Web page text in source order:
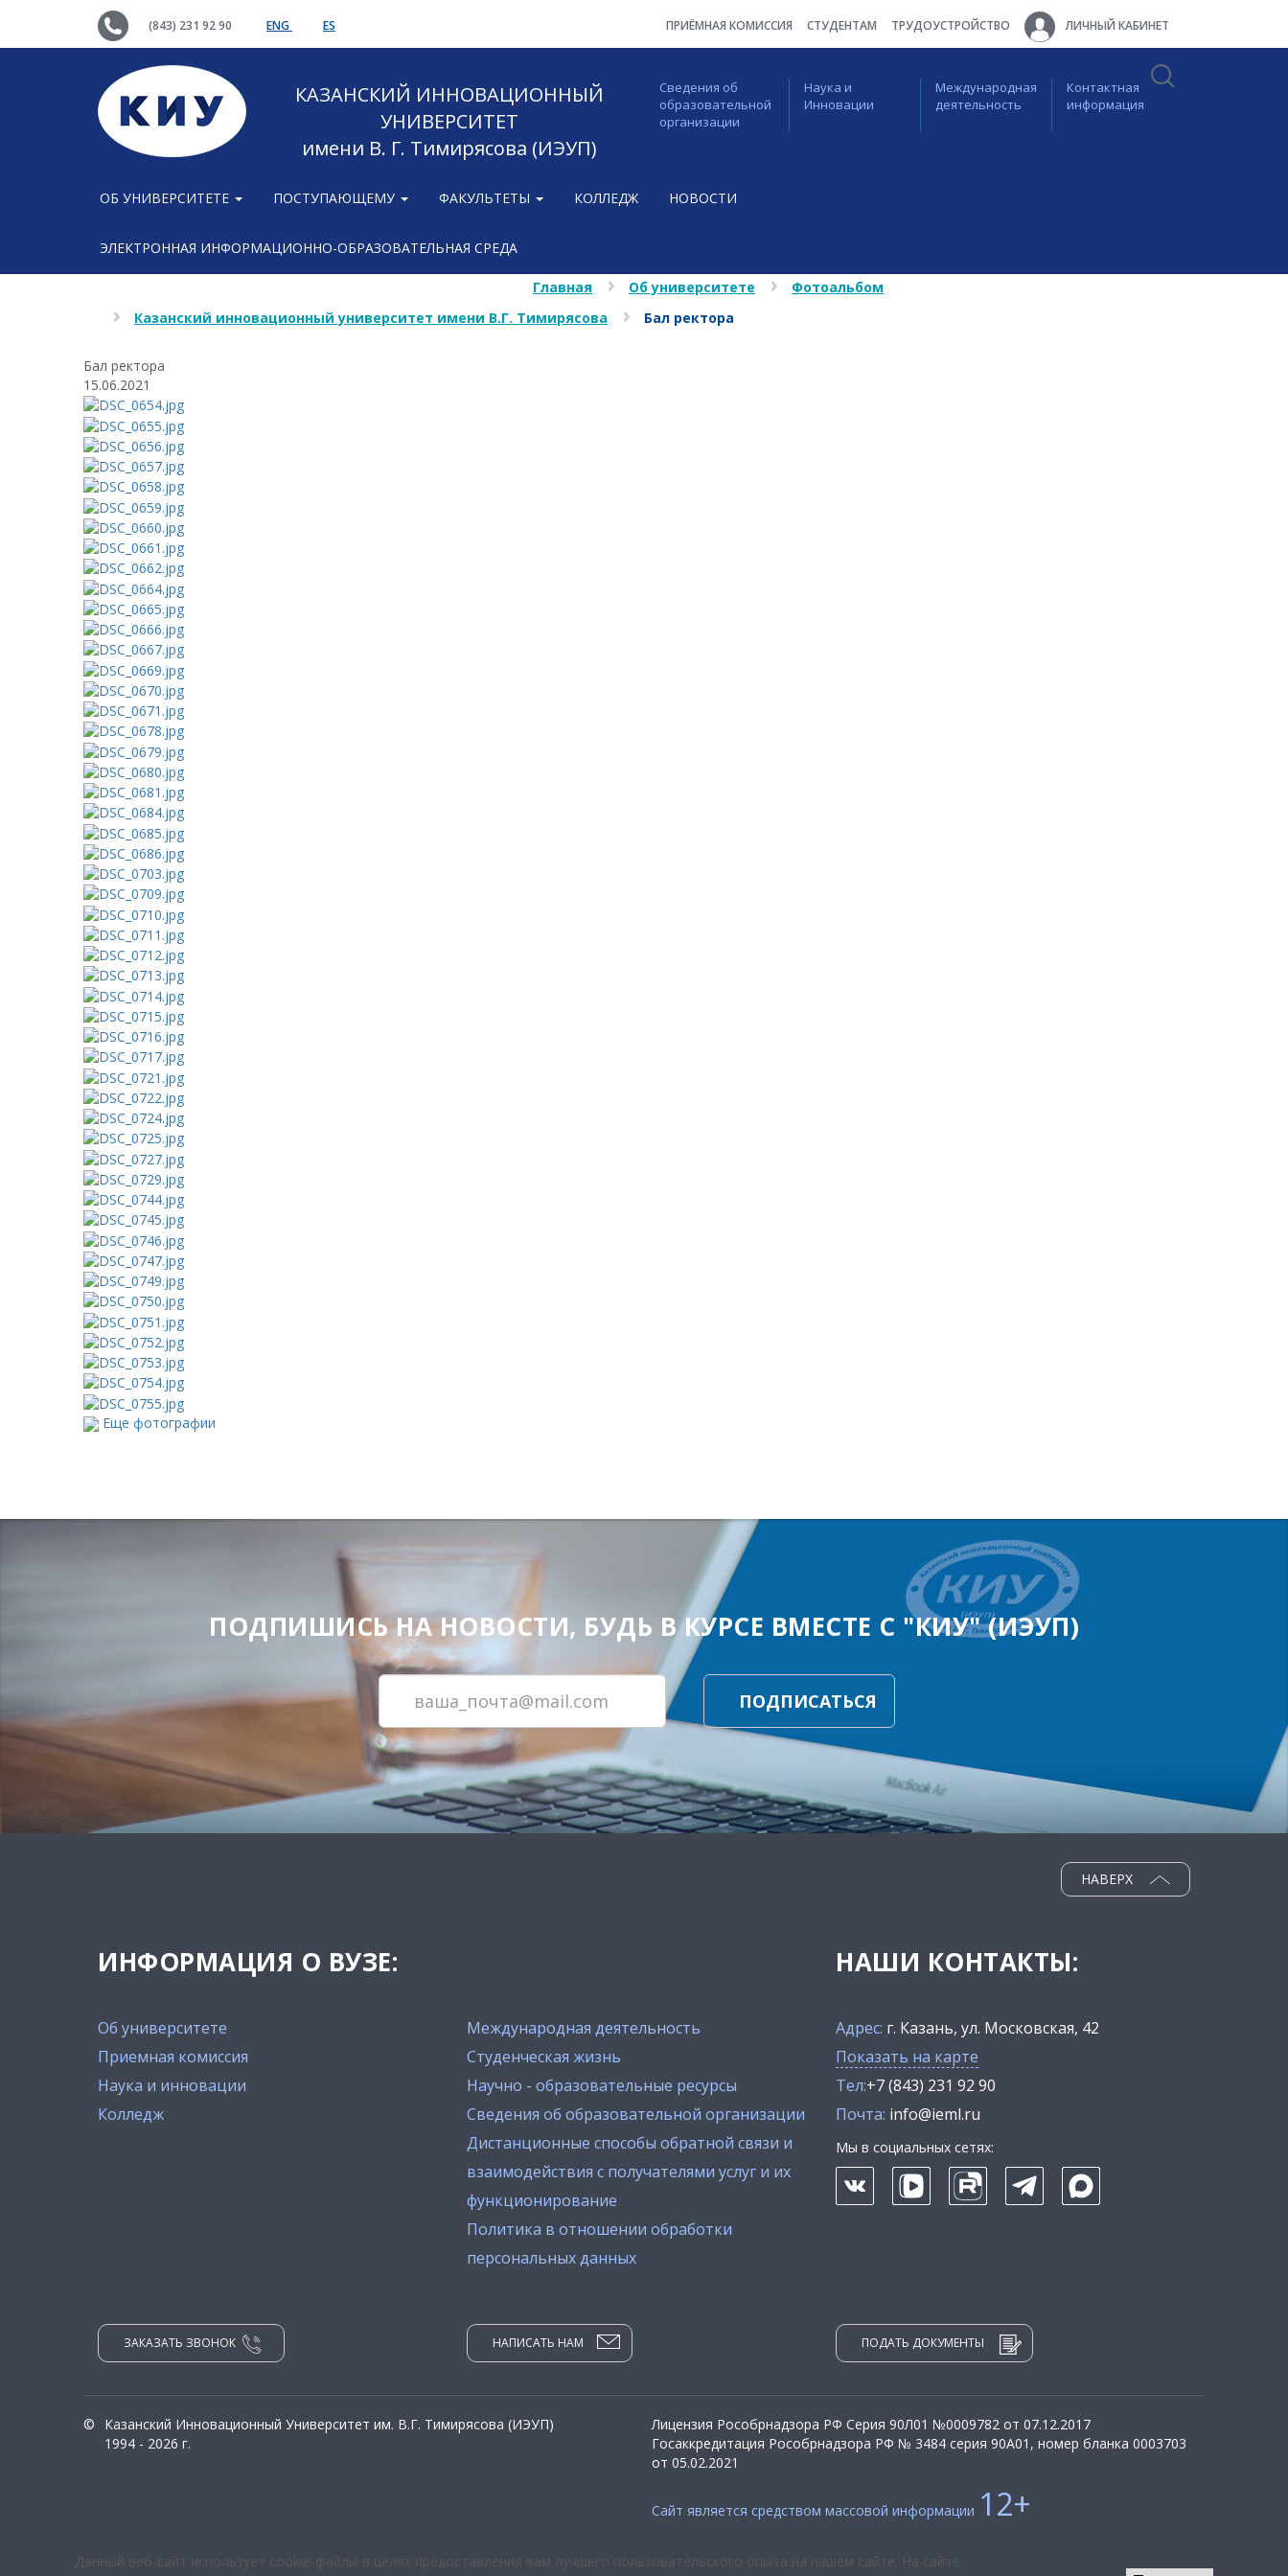
(843) 231 92 90 ENG ES ПРИЁМНАЯ КОМИССИЯ СТУДЕНТАМ ТРУДОУСТРОЙСТВО ЛИЧНЫЙ КАБИНЕТ
КАЗАНСКИЙ ИННОВАЦИОННЫЙ
УНИВЕРСИТЕТ
имени В. Г. Тимирясова (ИЭУП)
Сведения об
образовательной
организации
Наука и
Инновации
Международная
деятельность
Контактная
информация
ОБ УНИВЕРСИТЕТЕ ПОСТУПАЮЩЕМУ ФАКУЛЬТЕТЫ КОЛЛЕДЖ НОВОСТИ
ЭЛЕКТРОННАЯ ИНФОРМАЦИОННО-ОБРАЗОВАТЕЛЬНАЯ СРЕДА
Главная Об университете
Фотоальбом
Казанский инновационный университет имени В.Г. Тимирясова
Бал ректора
Бал ректора
15.06.2021
Еще фотографии
ПОДПИШИСЬ НА НОВОСТИ, БУДЬ В КУРСЕ ВМЕСТЕ С "КИУ" (ИЭУП)
ПОДПИСАТЬСЯ
ИНФОРМАЦИЯ О ВУЗЕ:
Об университете
Приемная комиссия
Наука и инновации
Колледж
Международная деятельность
Студенческая жизнь
Научно - образовательные ресурсы
Сведения об образовательной организации
Дистанционные способы обратной связи и
взаимодействия с получателями услуг и их
функционирование
Политика в отношении обработки
персональных данных
НАВЕРХ
НАШИ КОНТАКТЫ:
Адрес: г. Казань, ул. Московская, 42
Показать на карте
Тел:+7 (843) 231 92 90
Почта: info@ieml.ru
Мы в социальных сетях:
ЗАКАЗАТЬ ЗВОНОК НАПИСАТЬ НАМ ПОДАТЬ ДОКУМЕНТЫ
©
Казанский Инновационный Университет им. В.Г. Тимирясова (ИЭУП)
1994 - 2026 г.
Лицензия Рособрнадзора РФ Серия 90Л01 №0009782 от 07.12.2017
Госаккредитация Рособрнадзора РФ № 3484 серия 90А01, номер бланка 0003703
от 05.02.2021
Сайт является средством массовой информации 12+
Данный веб-сайт использует cookie-файлы в целях предоставления вам лучшего пользовательского опыта на нашем сайте. На сайте